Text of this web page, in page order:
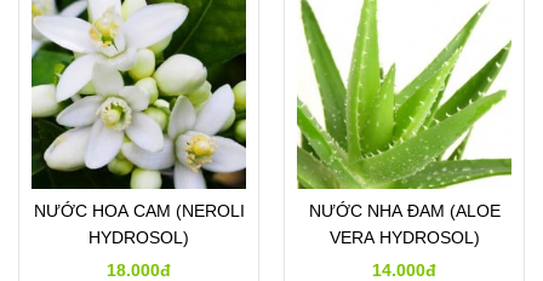
NƯỚC HOA CAM (NEROLI
HYDROSOL)
18.000đ
NƯỚC NHA ĐAM (ALOE
VERA HYDROSOL)
14.000đ